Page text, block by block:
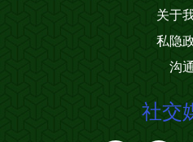
关于
私隐
沟通
社交